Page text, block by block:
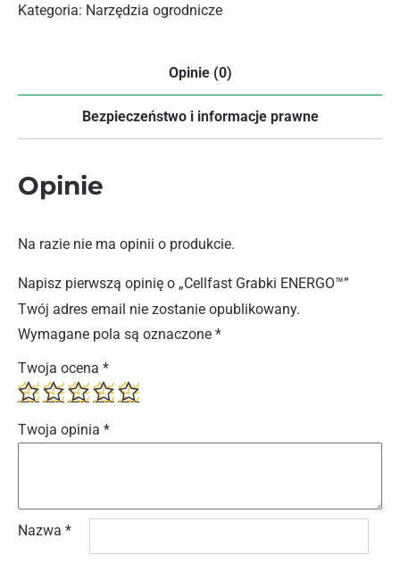
Kategoria: Narzędzia ogrodnicze
Opinie (0)
Bezpieczeństwo i informacje prawne
Opinie
Na razie nie ma opinii o produkcie.
Napisz pierwszą opinię o „Cellfast Grabki ENERGO™”
Twój adres email nie zostanie opublikowany.
Wymagane pola są oznaczone *
Twoja ocena *
Twoja opinia *
Nazwa *